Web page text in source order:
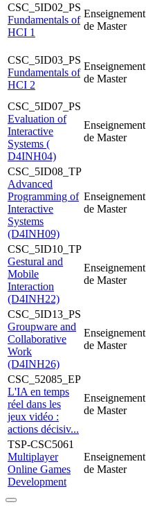
CSC_5ID02_PS
Fundamentals of
HCI 1
Enseignement
de Master
CSC_5ID03_PS
Fundamentals of
HCI 2
Enseignement
de Master
CSC_5ID07_PS
Evaluation of
Interactive
Systems (
D4INH04)
Enseignement
de Master
CSC_5ID08_TP
Advanced
Programming of
Interactive
Systems
(D4INH09)
Enseignement
de Master
CSC_5ID10_TP
Gestural and
Mobile
Interaction
(D4INH22)
Enseignement
de Master
CSC_5ID13_PS
Groupware and
Collaborative
Work
(D4INH26)
Enseignement
de Master
CSC_52085_EP
L'IA en temps
réel dans les
jeux vidéo :
actions décisiv...
Enseignement
de Master
TSP-CSC5061
Multiplayer
Online Games
Development
Enseignement
de Master